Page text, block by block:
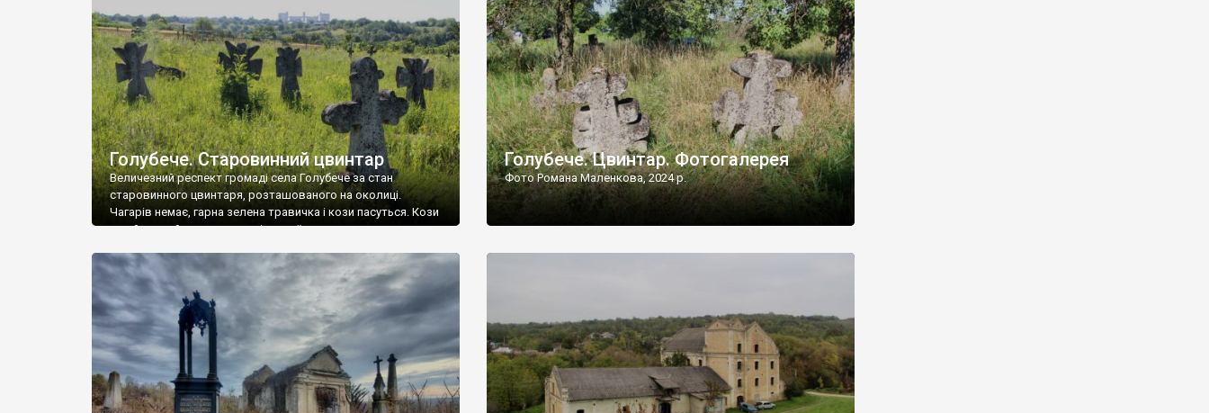
[…]
Голубече. Старовинний цвинтар
Величезний респект громаді села Голубече за стан
старовинного цвинтаря, розташованого на околиці.
Чагарів немає, гарна зелена травичка і кози пасуться. Кози
– найкращий регулятор шкідливої, для старих кладовищ,
бруньками, кози ті бруньки обгризають, бо то улюблений
делікатес. На цвинтарі у Голубечому ціла колекція
різноманітних форм хрестів. Село відносно невелике, […]
Голубече. Цвинтар. Фотогалерея
Фото Романа Маленкова, 2024 р.